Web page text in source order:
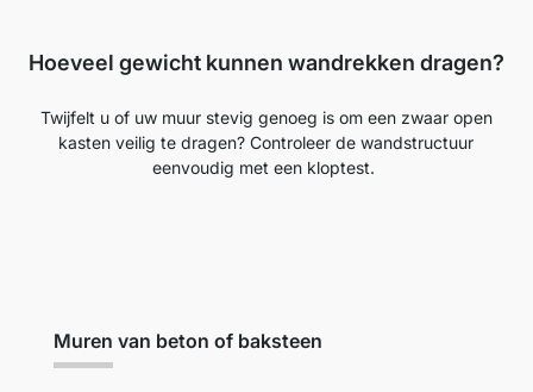
Hoeveel gewicht kunnen wandrekken dragen?
Twijfelt u of uw muur stevig genoeg is om een zwaar open
kasten veilig te dragen? Controleer de wandstructuur
eenvoudig met een kloptest.
Muren van beton of baksteen